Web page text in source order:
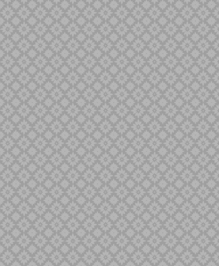
Kebo Lajer
Keris Tindih
Kinatah
Minyak Keris
Naga Liman
Naga Liong
Naga SIluman
Pandawa
Panimbal
Panji Pengantin
Parungsari
Pasopati
Pulanggeni
Putut
Sabuk Inten
Sempana
Sengkelat
Sepang